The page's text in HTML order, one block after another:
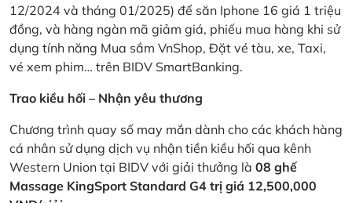
12/2024 và tháng 01/2025) để săn Iphone 16 giá 1 triệu
đồng, và hàng ngàn mã giảm giá, phiếu mua hàng khi sử
dụng tính năng Mua sắm VnShop, Đặt vé tàu, xe, Taxi,
vé xem phim… trên BIDV SmartBanking.
Trao kiều hối – Nhận yêu thương
Chương trình quay số may mắn dành cho các khách hàng
cá nhân sử dụng dịch vụ nhận tiền kiều hối qua kênh
Western Union tại BIDV với giải thưởng là 08 ghế
Massage KingSport Standard G4 trị giá 12,500,000